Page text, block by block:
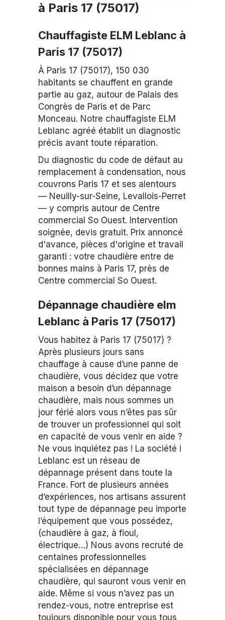
à Paris 17 (75017)
Chauffagiste ELM Leblanc à
Paris 17 (75017)
À Paris 17 (75017), 150 030
habitants se chauffent en grande
partie au gaz, autour de Palais des
Congrès de Paris et de Parc
Monceau. Notre chauffagiste ELM
Leblanc agréé établit un diagnostic
précis avant toute réparation.
Du diagnostic du code de défaut au
remplacement à condensation, nous
couvrons Paris 17 et ses alentours
— Neuilly-sur-Seine, Levallois-Perret
— y compris autour de Centre
commercial So Ouest. Intervention
soignée, devis gratuit. Prix annoncé
d'avance, pièces d'origine et travail
garanti : votre chaudière entre de
bonnes mains à Paris 17, près de
Centre commercial So Ouest.
Dépannage chaudière elm
Leblanc à Paris 17 (75017)
Vous habitez à Paris 17 (75017) ?
Après plusieurs jours sans
chauffage à cause d’une panne de
chaudière, vous décidez que votre
maison a besoin d’un dépannage
chaudière, mais nous sommes un
jour férié alors vous n’êtes pas sûr
de trouver un professionnel qui soit
en capacité de vous venir en aide ?
Ne vous inquiétez pas ! La société i
Leblanc est un réseau de
dépannage présent dans toute la
France. Fort de plusieurs années
d’expériences, nos artisans assurent
tout type de dépannage peu importe
l’équipement que vous possédez,
(chaudière à gaz, à fioul,
électrique…) Nous avons recruté de
centaines professionnelles
spécialisées en dépannage
chaudière, qui sauront vous venir en
aide. Même si vous n’avez pas un
rendez-vous, notre entreprise est
toujours disponible pour vous tous